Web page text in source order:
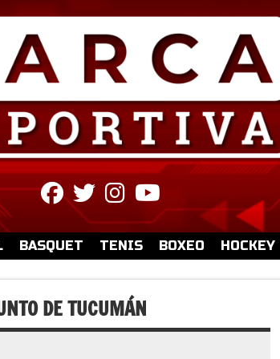
fab
fa-
facebook
fab
fa-
twitter
fab
fa-
instagram
fa-
youtube
BASQUET TENIS BOXEO HOCKEY
DE TUCUMÁN